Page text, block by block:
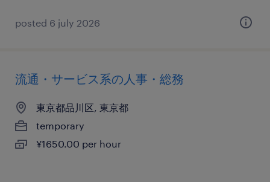
posted 6 july 2026
流通・サービス系の人事・総務
東京都品川区, 東京都
temporary
¥1650.00 per hour